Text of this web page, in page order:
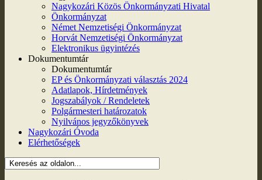
Nagykozári Közös Önkormányzati Hivatal
Önkormányzat
Német Nemzetiségi Önkormányzat
Horvát Nemzetiségi Önkormányzat
Elektronikus ügyintézés
Dokumentumtár
Dokumentumtár
EP és Önkormányzati választás 2024
Adatlapok, Hírdetmények
Jogszabályok / Rendeletek
Polgármesteri határozatok
Nyilvános jegyzőkönyvek
Nagykozári Óvoda
Elérhetőségek